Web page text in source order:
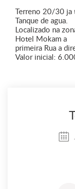
Terreno 20/30
Tanque de agua.
Localizado na
Hotel Mokam a
primeira Rua a
Valor inicial: